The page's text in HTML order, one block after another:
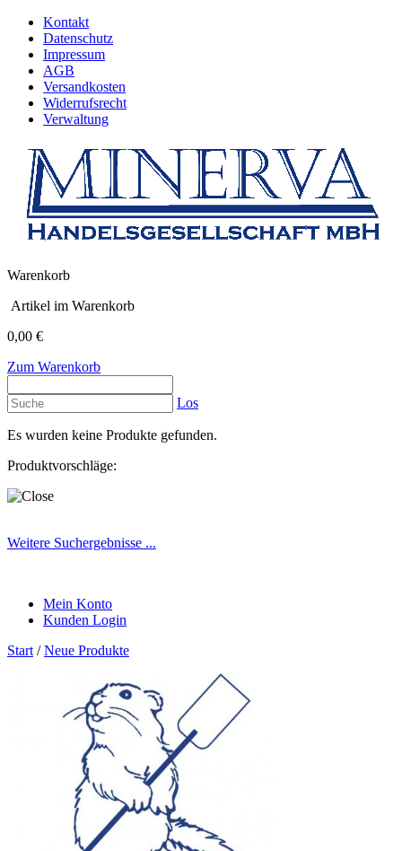
Kontakt
Datenschutz
Impressum
AGB
Versandkosten
Widerrufsrecht
Verwaltung
Warenkorb
Artikel im Warenkorb
0,00 €
Zum Warenkorb
Los
Es wurden keine Produkte gefunden.
Produktvorschläge:
Weitere Suchergebnisse ...
Mein Konto
Kunden Login
Start /Neue Produkte